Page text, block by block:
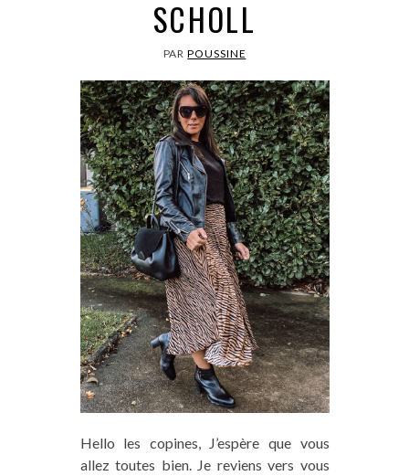
SCHOLL
PARPOUSSINE
Hello les copines, J’espère que vous
allez toutes bien. Je reviens vers vous